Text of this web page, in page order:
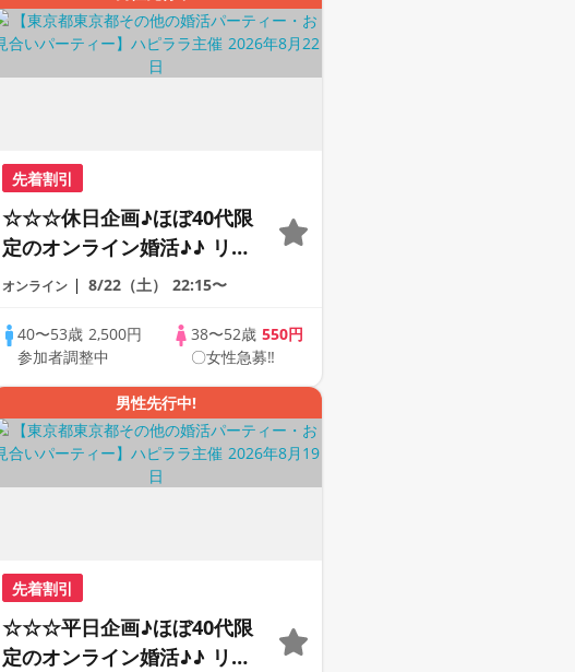
先着割引
☆☆☆休日企画♪ほぼ40代限
定のオンライン婚活♪♪ リモ
ートの出会い応援♪♪ おうち
の方が対象☆ 司会進行あり
♪♪ THE 43s ONLINE
PARTY!!
オンライン 8/22（土） 22:15〜
40〜53歳2,500円
参加者調整中
38〜52歳 550円
〇女性急募‼
男性先行中!
先着割引
☆☆☆平日企画♪ほぼ40代限
定のオンライン婚活♪♪ リモ